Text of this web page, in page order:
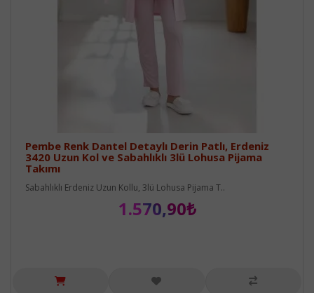
Pembe Renk Dantel Detaylı Derin Patlı, Erdeniz
3420 Uzun Kol ve Sabahlıklı 3lü Lohusa Pijama
Takımı
Sabahlıklı Erdeniz Uzun Kollu, 3lü Lohusa Pijama T..
1.570,90₺